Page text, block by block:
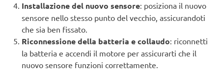
Installazione del nuovo sensore: posiziona il nuovo
sensore nello stesso punto del vecchio, assicurandoti
che sia ben fissato.
Riconnessione della batteria e collaudo: riconnetti
la batteria e accendi il motore per assicurarti che il
nuovo sensore funzioni correttamente.